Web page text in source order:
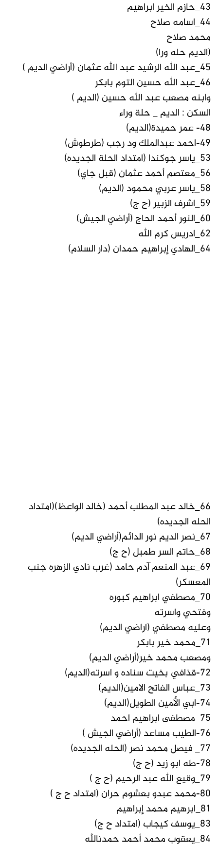
43_حازم الخير ابراهيم
44_اسامه صلاح
محمد صلاح
(الديم حله ورا)
45_عبد الله الرشيد عبد الله عثمان (أراضي الديم )
46_عبد الله حسين التوم بابكر
وابنه مصعب عبد الله حسين (الديم )
السكن : الديم _ حلة وراء
48- عمر حميدة(الديم)
49-احمد عبدالملك ود رجب (طرطوش)
53_ياسر جوكندا (امتداد الحلة الجديده)
56_معتصم أحمد عثمان (قبل جاي)
58_ياسر عربي محمود (الديم)
59_اشرف الزبير (ح ج)
60_النور أحمد الحاج (أراضي الجيش)
62_ادريس كرم الله
64_الهادي إبراهيم حمدان (دار السلام)
66_خالد عبد المطلب أحمد (خالد الواعظ)(امتداد
الحله الجديده)
67_نصر الديم نور الدائم(أراضي الديم)
68_حاتم السر طمبل (ح ج)
69_عبد المنعم آدم حامد (غرب نادي الزهره جنب
المعسكر)
70_مصطفي ابراهيم كبوره
وفتحي واسرته
وعليه مصطفي (اراضي الديم)
71_محمد خير بابكر
ومصعب محمد خير(أراضي الديم)
72-قذافي بخيت سناده و اسرته(الديم)
73_عباس الفاتح الامين(الديم)
74-ابي الأمين الطويل(الديم)
75_مصطفى ابراهيم احمد
76-الطيب مساعد (أراضي الجيش )
77_ فيصل محمد نصر (الحله الجديده)
78-طه ابو زيد (ح ج)
79_وقيع الله عبد الرحيم (ح ج )
80-محمد عبدو بعشوم حران (امتداد ح ج )
81_ابرهيم محمد إبراهيم
83_يوسف كيجاب (امتداد ح ج)
84_يعقوب محمد أحمد حمدنالله